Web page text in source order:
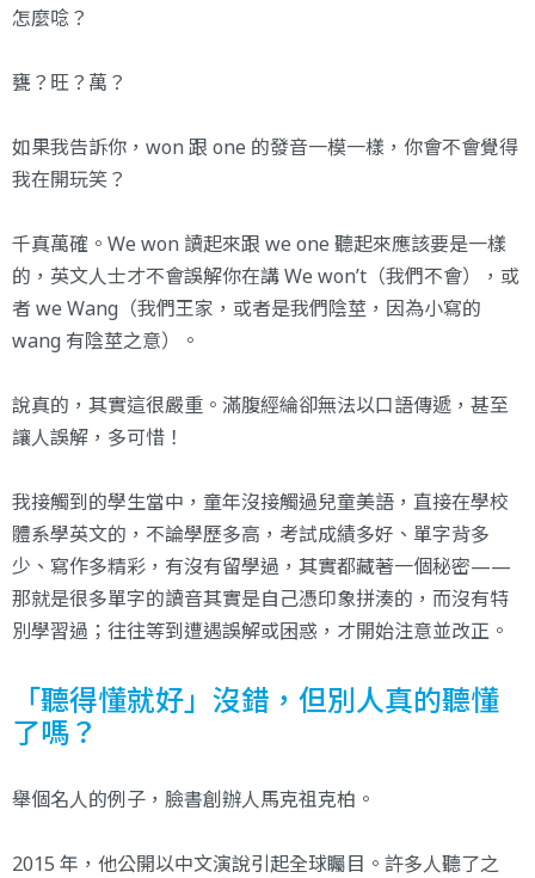
怎麼唸？
甕？旺？萬？
如果我告訴你，won 跟 one 的發音一模一樣，你會不會覺得
我在開玩笑？
千真萬確。We won 讀起來跟 we one 聽起來應該要是一樣
的，英文人士才不會誤解你在講 We won’t（我們不會），或
者 we Wang（我們王家，或者是我們陰莖，因為小寫的
wang 有陰莖之意）。
說真的，其實這很嚴重。滿腹經綸卻無法以口語傳遞，甚至
讓人誤解，多可惜！
我接觸到的學生當中，童年沒接觸過兒童美語，直接在學校
體系學英文的，不論學歷多高，考試成績多好、單字背多
少、寫作多精彩，有沒有留學過，其實都藏著一個秘密——
那就是很多單字的讀音其實是自己憑印象拼湊的，而沒有特
別學習過；往往等到遭遇誤解或困惑，才開始注意並改正。
「聽得懂就好」沒錯，但別人真的聽懂
了嗎？
舉個名人的例子，臉書創辦人馬克祖克柏。
2015 年，他公開以中文演說引起全球矚目。許多人聽了之